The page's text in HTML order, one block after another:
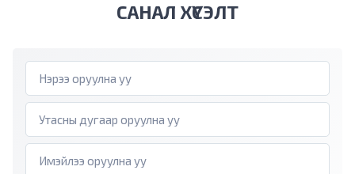
САНАЛ ХҮСЭЛТ